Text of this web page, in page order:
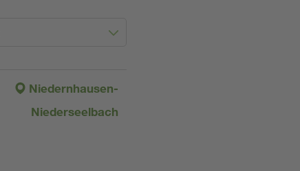
Niedernhausen-
Niederseelbach